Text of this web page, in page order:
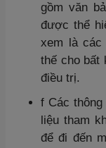
gồm văn
được thể
xem là các
thế cho bất
điều trị.
f Các
liệu tham
để đi đến